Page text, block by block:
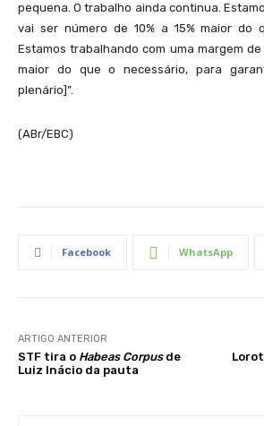
pequena. O trabalho ainda continua.
vai ser número de 10% a 15% maior do
Estamos trabalhando com uma margem
maior do que o necessário, para
plenário]”.
(ABr/EBC)
Facebook WhatsApp
ARTIGO ANTERIOR
STF tira o Habeas Corpusde
Luiz Inácio da pauta